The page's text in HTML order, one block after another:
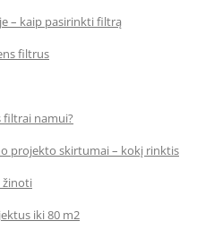
– kaip pasirinkti filtrą
filtrus
namui?
projekto skirtumai – kokį rinktis
žinoti
iki 80 m2